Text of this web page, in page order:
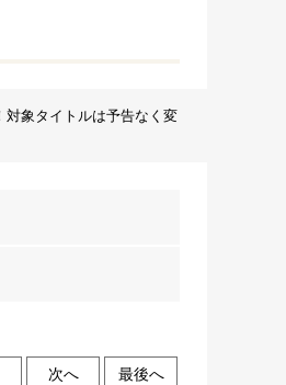
対象タイトルは予告なく変
次へ 最後へ